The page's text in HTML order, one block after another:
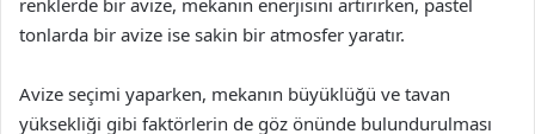
tonlarda bir avize ise sakin bir atmosfer yaratır.
Avize seçimi yaparken, mekanın büyüklüğü ve tavan
yüksekliği gibi faktörlerin de göz önünde bulundurulması